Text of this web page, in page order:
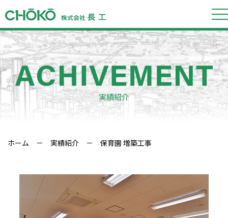
実績紹介
ホーム － 実績紹介 － 保育園 増築工事